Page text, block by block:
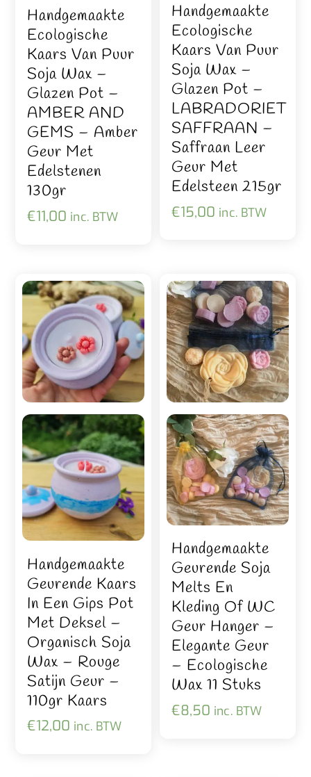
Handgemaakte
Ecologische
Kaars Van Puur
Soja Wax –
Glazen Pot –
AMBER AND
GEMS – Amber
Geur Met
Edelstenen
130gr
€11,00 inc. BTW
Handgemaakte
Ecologische
Kaars Van Puur
Soja Wax –
Glazen Pot –
LABRADORIET
SAFFRAAN –
Saffraan Leer
Geur Met
Edelsteen 215gr
€15,00 inc. BTW
Handgemaakte
Geurende Kaars
In Een Gips Pot
Met Deksel –
Organisch Soja
Wax – Rouge
Satijn Geur –
110gr Kaars
€12,00 inc. BTW
Handgemaakte
Geurende Soja
Melts En
Kleding Of WC
Geur Hanger –
Elegante Geur
– Ecologische
Wax 11 Stuks
€8,50 inc. BTW